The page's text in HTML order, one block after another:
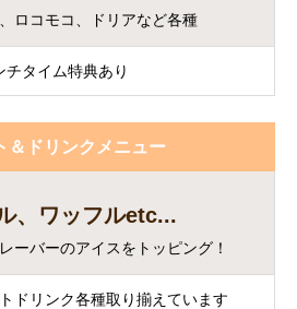
ロコモコ、ドリアなど各種
チタイム特典あり
＆ドリンクメニュー
、ワッフルetc...
ーバーのアイスをトッピング！
ドリンク各種取り揃えています